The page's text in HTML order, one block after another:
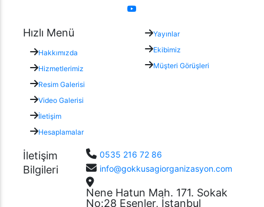
Hızlı Menü
Hakkımızda
Hizmetlerimiz
Resim Galerisi
Video Galerisi
İletişim
Hesaplamalar
Yayınlar
Ekibimiz
Müşteri Görüşleri
İletişim
Bilgileri
0535 216 72 86
info@gokkusagiorganizasyon.com
Nene Hatun Mah. 171. Sokak
No:28 Esenler, İstanbul